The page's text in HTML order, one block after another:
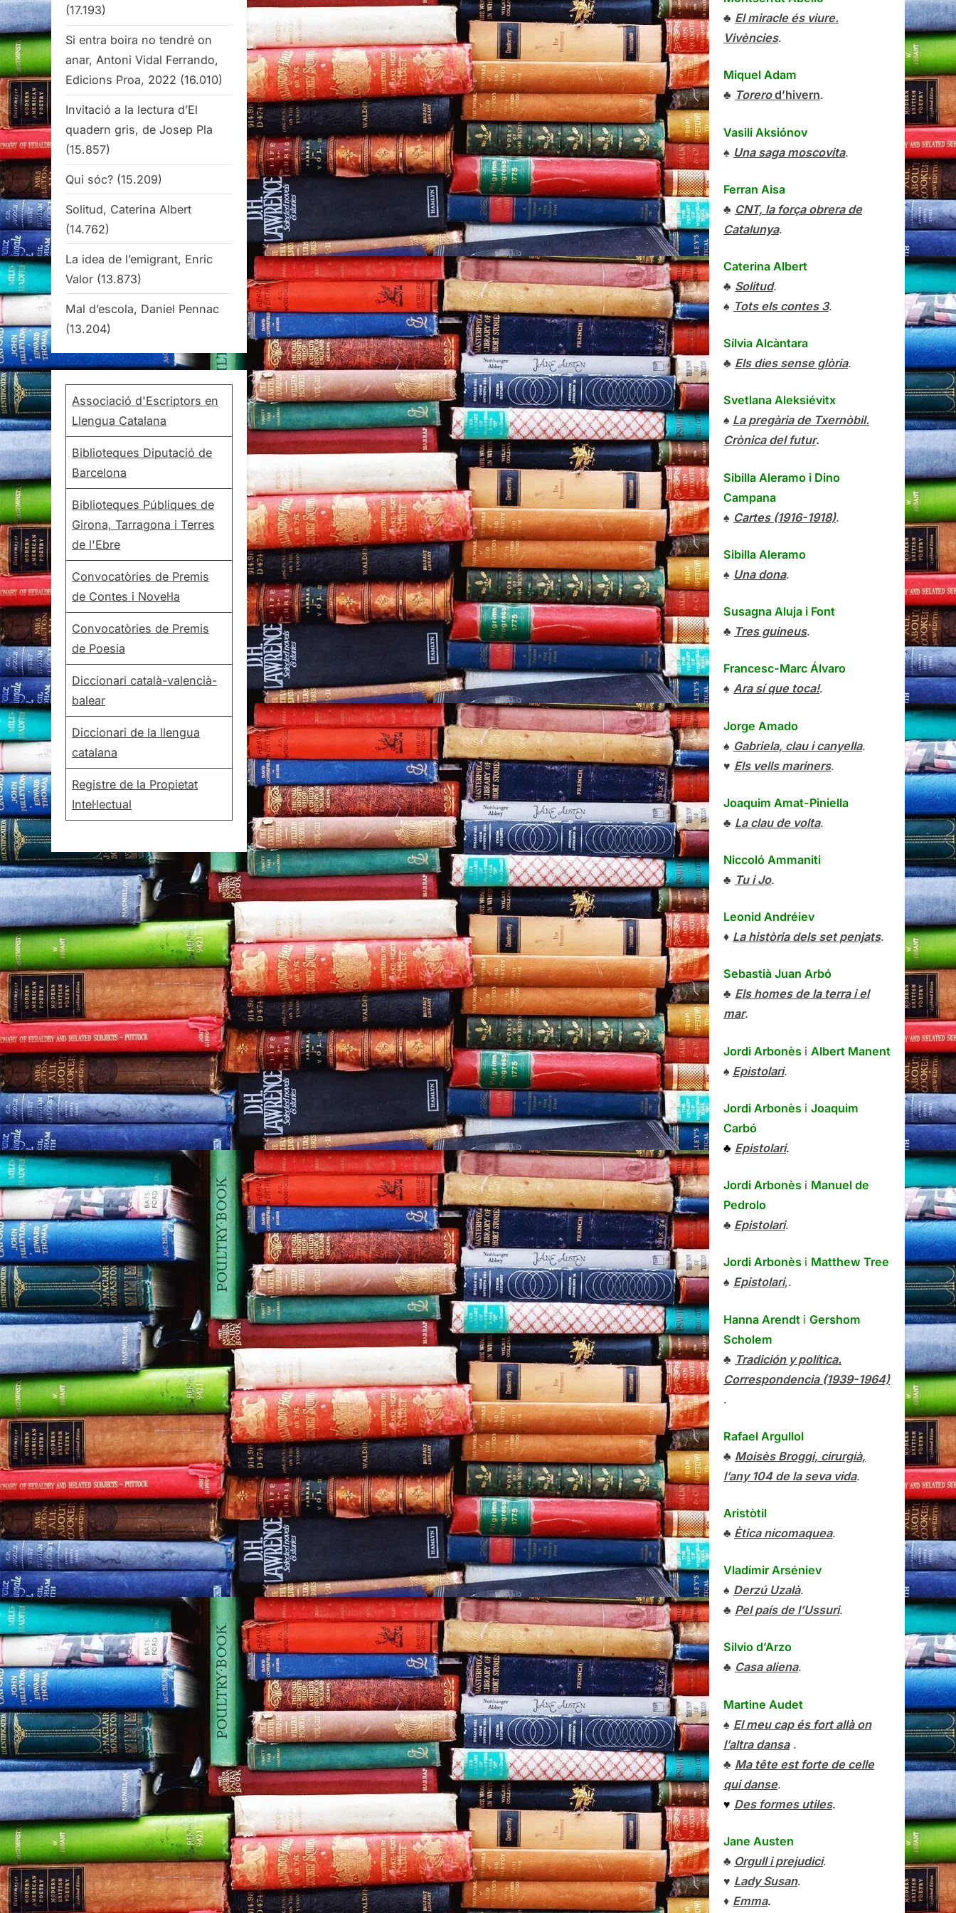
(17.193)
Si entra boira no tendré on
anar, Antoni Vidal Ferrando,
Edicions Proa, 2022 (16.010)
Invitació a la lectura d’El
quadern gris, de Josep Pla
(15.857)
Qui sóc? (15.209)
Solitud, Caterina Albert
(14.762)
La idea de l’emigrant, Enric
Valor (13.873)
Mal d’escola, Daniel Pennac
(13.204)
Associació d'Escriptors en
Llengua Catalana
Biblioteques Diputació de
Barcelona
Biblioteques Públiques de
Girona, Tarragona i Terres
de l'Ebre
Convocatòries de Premis
de Contes i Novel·la
Convocatòries de Premis
de Poesia
Diccionari català-valencià-
balear
Diccionari de la llengua
catalana
Registre de la Propietat
Intel·lectual
♣ El miracle és viure.
Vivències.
Miquel Adam
♣ Torerod’hivern.
Vasili Aksiónov
♠ Una saga moscovita.
Ferran Aisa
♣ CNT, la força obrera de
Catalunya.
Caterina Albert
♣ Solitud.
♠ Tots els contes 3.
Sílvia Alcàntara
♣ Els dies sense glòria.
Svetlana Aleksiévitx
♠ La pregària de Txernòbil.
Crònica del futur.
Sibilla Aleramo i Dino
Campana
♠ Cartes (1916-1918).
Sibilla Aleramo
♠ Una dona.
Susagna Aluja i Font
♣ Tres guineus.
Francesc-Marc Álvaro
♠ Ara sí que toca!.
Jorge Amado
♠ Gabriela, clau i canyella.
♥ Els vells mariners.
Joaquim Amat-Piniella
♣ La clau de volta.
Niccoló Ammaniti
♣ Tu i Jo.
Leonid Andréiev
♦ La història dels set penjats.
Sebastià Juan Arbó
♣ Els homes de la terra i el
mar.
Jordi Arbonès i Albert Manent
♠ Epistolari.
Jordi Arbonès i Joaquim
Carbó
♣ Epistolari.
Jordi Arbonès i Manuel de
Pedrolo
♣ Epistolari.
Jordi Arbonès i Matthew Tree
♠ Epistolari,.
Hanna Arendt i Gershom
Scholem
♣ Tradición y política.
Correspondencia (1939-1964)
.
Rafael Argullol
♣ Moisès Broggi, cirurgià,
l’any 104 de la seva vida.
Aristòtil
♣ Ètica nicomaquea.
Vladímir Arséniev
♠ Derzú Uzalà.
♣ Pel país de l’Ussuri.
Silvio d’Arzo
♣ Casa aliena.
Martine Audet
♠ El meu cap és fort allà on
l’altra dansa.
♣ Ma tête est forte de celle
qui danse.
♥ Des formes utiles.
Jane Austen
♣ Orgull i prejudici.
♥ Lady Susan.
♦ Emma.